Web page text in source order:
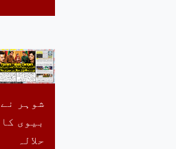
شوہر نے
بیوی کا
حلالہ